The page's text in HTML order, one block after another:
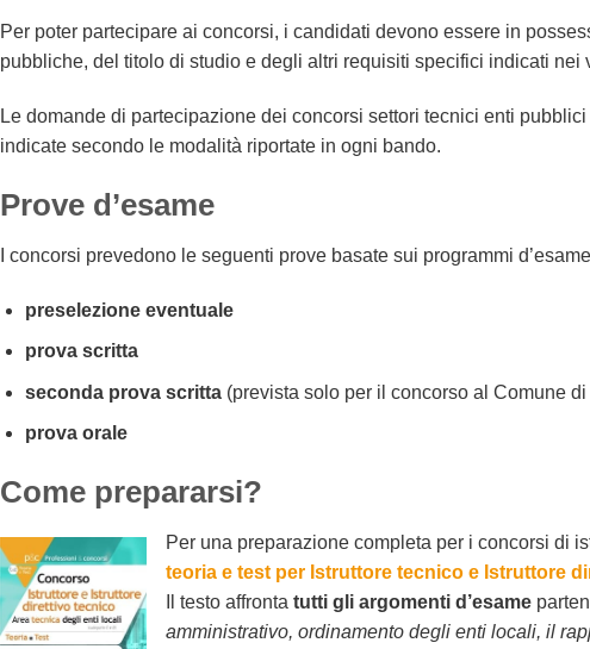
Per poter partecipare ai concorsi, i candidati devono essere in
pubbliche, del titolo di studio e degli altri requisiti specifici indicati nei
Le domande di partecipazione dei concorsi settori tecnici enti
indicate secondo le modalità riportate in ogni bando.
Prove d’esame
I concorsi prevedono le seguenti prove basate sui programmi
preselezione eventuale
prova scritta
seconda prova scritta(prevista solo per il concorso al Comune di
prova orale
Come prepararsi?
Per una preparazione completa per i concorsi di
teoria e test per Istruttore tecnico e Istruttore
Il testo affronta tutti gli argomenti d’esame
amministrativo, ordinamento degli enti locali, il